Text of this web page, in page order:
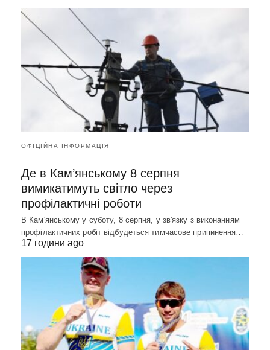
ОФІЦІЙНА ІНФОРМАЦІЯ
Де в Кам’янському 8 серпня
вимикатимуть світло через
профілактичні роботи
В Кам'янському у суботу, 8 серпня, у зв'язку з виконанням
профілактичних робіт відбудеться тимчасове припинення…
17 години ago